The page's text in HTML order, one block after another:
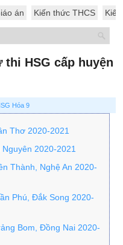
án Kiến thức THCS
HSG cấp huyện
Hóa 9
Thơ 2020-2021
2020-2021
Thành, Nghệ An 2020-
Phú, Đắk Song 2020-
Bom, Đồng Nai 2020-